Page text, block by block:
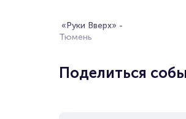
«Руки Вверх» -
Тюмень
Поделиться